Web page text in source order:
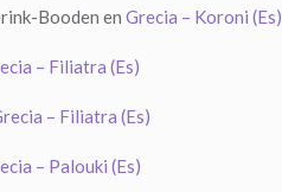
Booden en Grecia – Koroni (Es)
– Filiatra (Es)
– Filiatra (Es)
– Palouki (Es)